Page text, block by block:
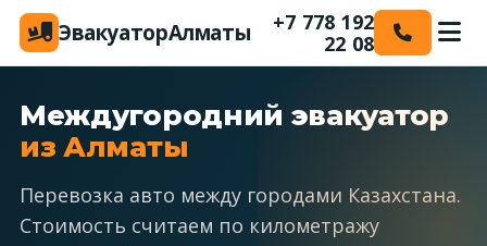
ЭвакуаторАлматы
+7 778 192
22 08
Междугородний эвакуатор
из Алматы
Перевозка авто между городами Казахстана.
Стоимость считаем по километражу